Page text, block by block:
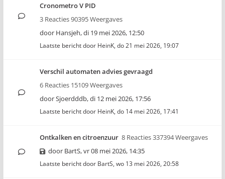
Cronometro V PID
3 Reacties 90395 Weergaves
door Hansjeh,di 19 mei 2026, 12:50
Laatste bericht door HeinK, do 21 mei 2026, 19:07
Verschil automaten advies gevraagd
6 Reacties 15109 Weergaves
doorSjoerdddb,di 12 mei 2026, 17:56
Laatste bericht door HeinK, do 14 mei 2026, 17:41
Ontkalken en citroenzuur 8 Reacties 337394 Weergaves
door BartS,vr 08 mei 2026, 14:35
Laatste bericht door BartS, wo 13 mei 2026, 20:58